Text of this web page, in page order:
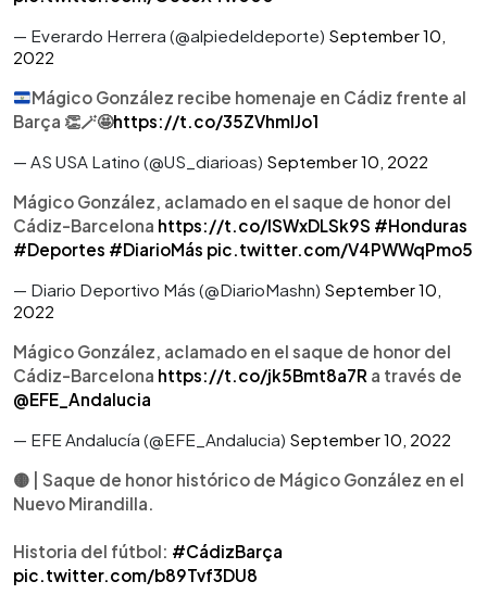
— Everardo Herrera (@alpiedeldeporte) September 10,
2022
Mágico González recibe homenaje en Cádiz frente al
Barça 👏🪄🤩https://t.co/35ZVhmlJo1
— AS USA Latino (@US_diarioas) September 10, 2022
Mágico González, aclamado en el saque de honor del
Cádiz-Barcelona https://t.co/lSWxDLSk9S #Honduras
#Deportes #DiarioMás pic.twitter.com/V4PWWqPmo5
— Diario Deportivo Más (@DiarioMashn) September 10,
2022
Mágico González, aclamado en el saque de honor del
Cádiz-Barcelona https://t.co/jk5Bmt8a7R a través de
@EFE_Andalucia
— EFE Andalucía (@EFE_Andalucia) September 10, 2022
🟡 | Saque de honor histórico de Mágico González en el
Nuevo Mirandilla.
Historia del fútbol: #CádizBarça
pic.twitter.com/b89Tvf3DU8